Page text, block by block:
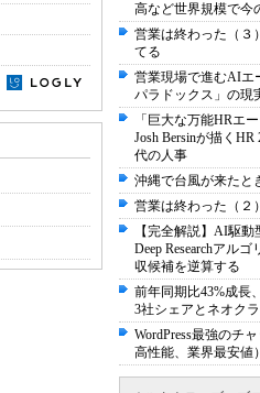
高など世界規模で今
営業は終わった（３
てる
営業現場で進むAIエ
パラドックス」の現
「巨大な万能HRエ
Josh Bersinが描く
代の人事
沖縄で台風が来たと
営業は終わった（２
【完全解説】AI駆
Deep Researchアル
収候補を逆算する
前年同期比43%成長
3社シェアとネオク
WordPress最強のチ
高性能、業界最安値